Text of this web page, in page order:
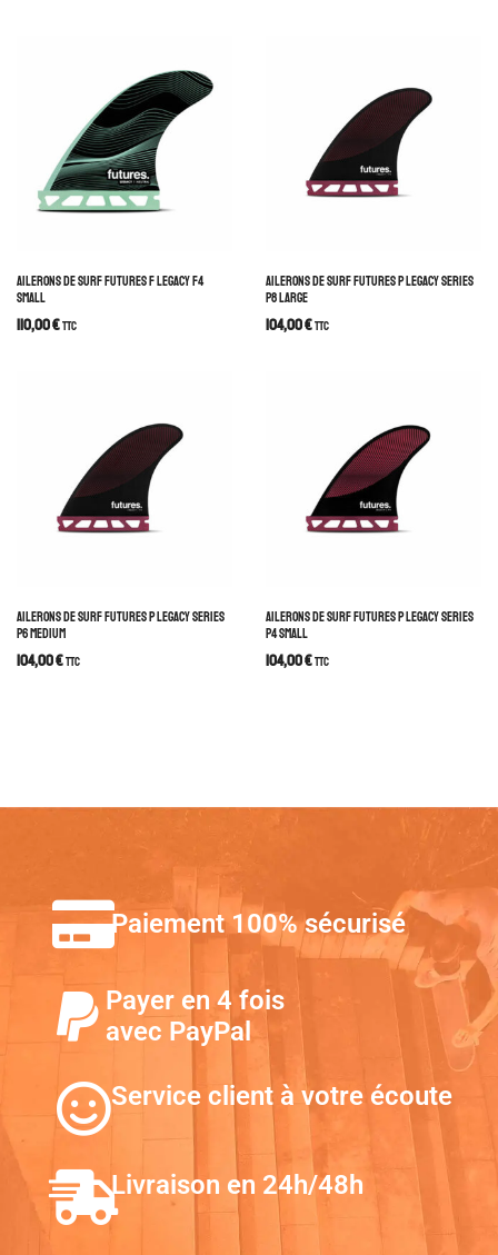
AILERONS DE SURF FUTURES F LEGACY F4
SMALL
110,00€TTC
AILERONS DE SURF FUTURES P LEGACY SERIES
P8 LARGE
104,00€TTC
AILERONS DE SURF FUTURES P LEGACY SERIES
P6 MEDIUM
104,00€TTC
AILERONS DE SURF FUTURES P LEGACY SERIES
P4 SMALL
104,00€TTC
Paiement 100% sécurisé
Payer en 4 fois
avec PayPal
Service client à votre écoute
Livraison en 24h/48h